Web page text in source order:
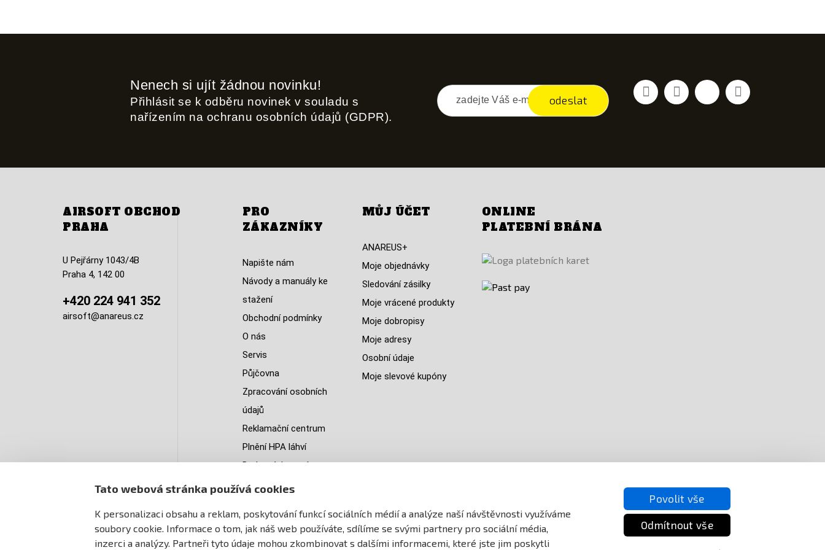
Tato webová stránka používá cookies
K personalizaci obsahu a reklam, poskytování funkcí sociálních médií a analýze naší návštěvnosti využíváme
soubory cookie. Informace o tom, jak náš web používáte, sdílíme se svými partnery pro sociální média,
inzerci a analýzy. Partneři tyto údaje mohou zkombinovat s dalšími informacemi, které jste jim poskytli
Povolit vše
Odmítnout vše
Nenech si ujít žádnou novinku!
Přihlásit se k odběru novinek v souladu s
nařízením na ochranu osobních údajů (GDPR).
odeslat
FacebookYouTubeVimeo Instagram
AIRSOFT OBCHOD
PRAHA
U Pejřárny 1043/4B
Praha 4, 142 00
+420 224 941 352
airsoft@anareus.cz
PRO
ZÁKAZNÍKY
Napište nám
Návody a manuály ke
stažení
Obchodní podmínky
O nás
Servis
Půjčovna
Zpracování osobních
údajů
Reklamační centrum
Plnění HPA láhví
Do kterých zemí
doručujeme
Mapa stránek
MŮJ ÚČET
ANAREUS+
Moje objednávky
Sledování zásilky
Moje vrácené produkty
Moje dobropisy
Moje adresy
Osobní údaje
Moje slevové kupóny
ONLINE
PLATEBNÍ BRÁNA